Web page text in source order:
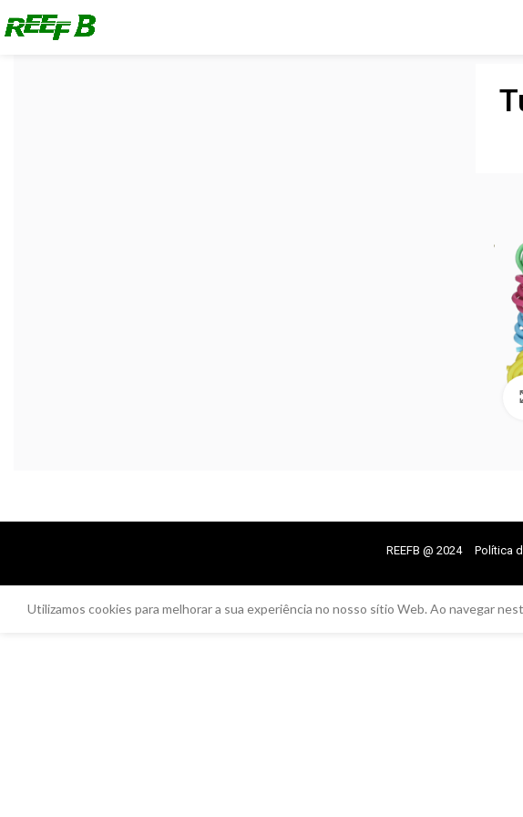
REEFB @ 2024 Política
Utilizamos cookies para melhorar a sua experiência no nosso sítio Web. Ao navegar